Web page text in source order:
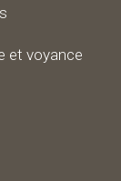
et voyance